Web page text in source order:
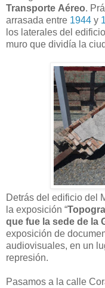
Transporte Aéreo.
arrasada entre 1944 y
los laterales del
muro que dividía la
Detrás del edificio del
la exposición “
que fue la sede de la
exposición de
audiovisuales, en un
represión.
Pasamos a la calle